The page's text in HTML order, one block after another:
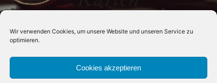
Wir verwenden Cookies, um unsere Website und unseren Service zu
optimieren.
Cookies akzeptieren